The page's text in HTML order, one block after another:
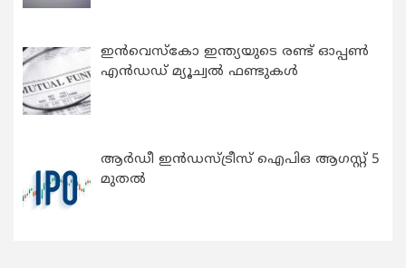
ഇന്‍വെസ്കോ ഇന്ത്യയുടെ രണ്ട് ഓപ്പണ്‍
എന്‍ഡഡ് മ്യൂച്വല്‍ ഫണ്ടുകള്‍
ആർഡീ ഇൻഡസ്ട്രീസ് ഐപിഒ ആഗസ്റ്റ് 5
മുതൽ